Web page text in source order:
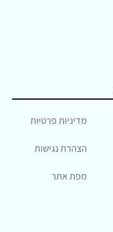
מדיניות פרטיות
הצהרת נגישות
מפת אתר